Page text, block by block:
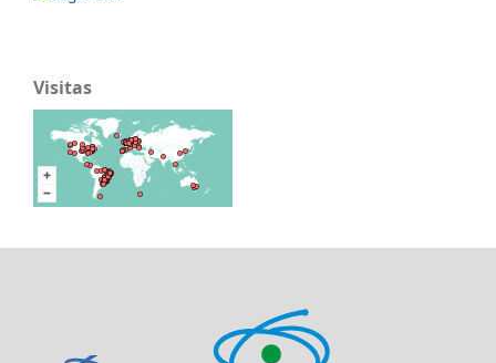
Visitas